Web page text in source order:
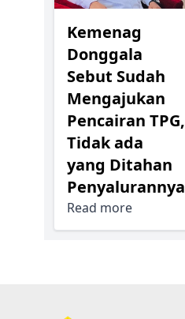
Kemenag
Donggala
Sebut Sudah
Mengajukan
Pencairan TPG,
Tidak ada
yang Ditahan
Penyalurannya
Read more